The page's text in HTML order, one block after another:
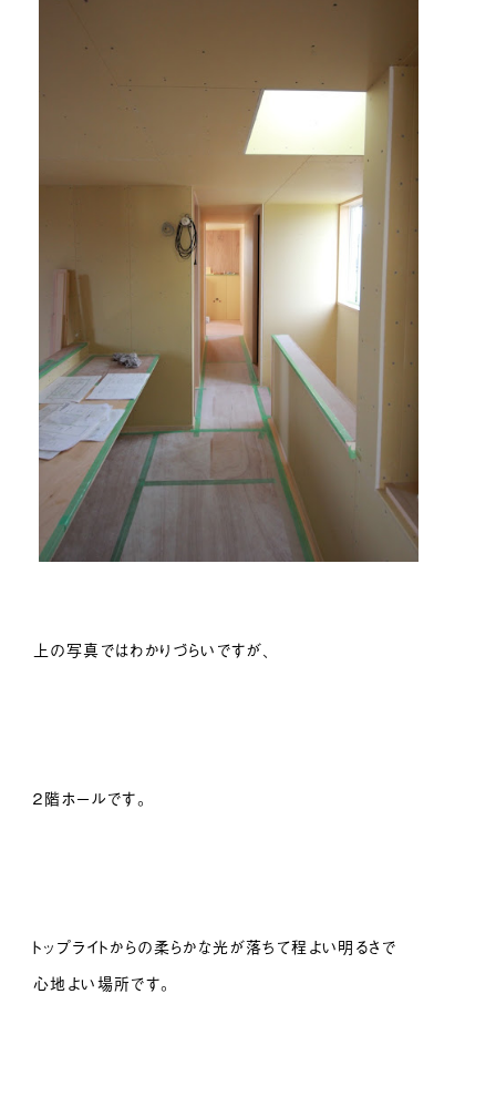
上の写真ではわかりづらいですが、
２階ホールです。
トップライトからの柔らかな光が落ちて程よい明るさで
心地よい場所です。